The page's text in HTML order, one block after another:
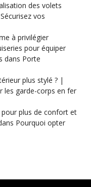
des volets
Sécurisez vos
à privilégier
pour équiper
dans Porte
plus stylé ? |
les garde-corps en fer
plus de confort et
Pourquoi opter